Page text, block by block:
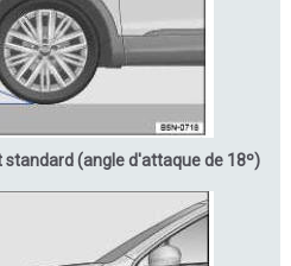
standard (angle d'attaque de 18º)